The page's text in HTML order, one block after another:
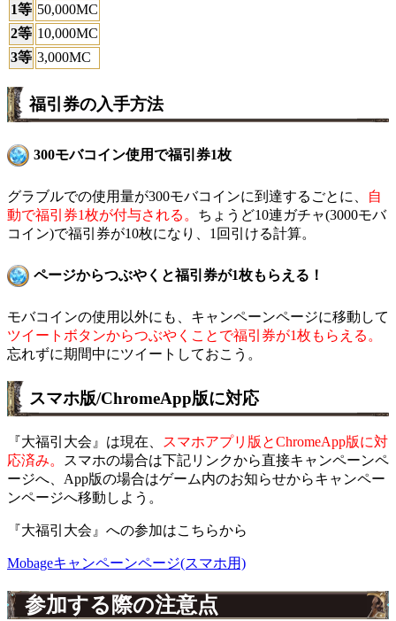
1等 50,000MC
2等 10,000MC
3等 3,000MC
福引券の入手方法
300モバコイン使用で福引券1枚
グラブルでの使用量が300モバコインに到達するごとに、
自
動で福引券1枚が付与される。 ちょうど10連ガチャ(3000モバ
コイン)で福引券が10枚になり、1回引ける計算。
ページからつぶやくと福引券が1枚もらえる！
モバコインの使用以外にも、キャンペーンページに移動して
ツイートボタンからつぶやくことで福引券が1枚もらえる。
忘れずに期間中にツイートしておこう。
スマホ版/ChromeApp版に対応
『大福引大会』は現在、
スマホアプリ版とChromeApp版に対
応済み。
スマホの場合は下記リンクから直接キャンペーンペ
ージへ、App版の場合はゲーム内のお知らせからキャンペー
ンページへ移動しよう。
『大福引大会』への参加はこちらから
Mobageキャンペーンページ(スマホ用)
参加する際の注意点